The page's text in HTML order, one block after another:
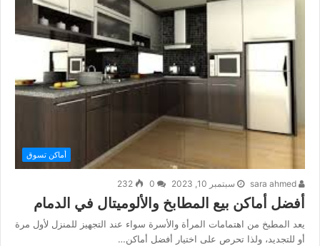
أماكن تسوق
سبتمبر 10, 2023 232
أفضل أماكن بيع المطابخ والألوميتال في الدمام
يعد المطبخ من اهتمامات المرأة والأسرة سواء عند التجهيز للمنزل لأول مرة
أو للتجديد، ولذا تحرص على اختيار أفضل أماكن…